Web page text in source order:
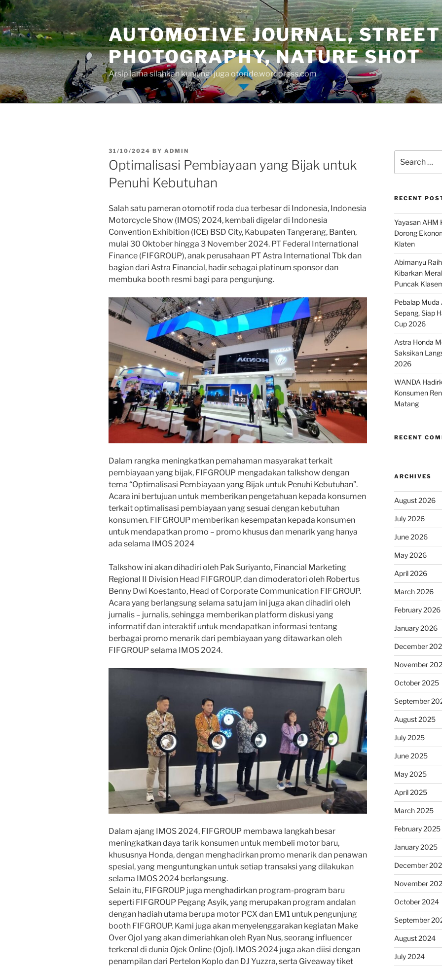
Skip
to
content
AUTOMOTIVE JOURNAL, STREET
PHOTOGRAPHY, NATURE SHOT
Arsip lama silahkan kunjungi juga otoride.wordpress.com
POSTED
ON
31/10/2024 BY ADMIN
Optimalisasi Pembiayaan yang Bijak untuk
Penuhi Kebutuhan
Salah satu pameran otomotif roda dua terbesar di Indonesia, Indonesia
Motorcycle Show (IMOS) 2024, kembali digelar di Indonesia
Convention Exhibition (ICE) BSD City, Kabupaten Tangerang, Banten,
mulai 30 Oktober hingga 3 November 2024. PT Federal International
Finance (FIFGROUP), anak perusahaan PT Astra International Tbk dan
bagian dari Astra Financial, hadir sebagai platinum sponsor dan
membuka booth resmi bagi para pengunjung.
Dalam rangka meningkatkan pemahaman masyarakat terkait
pembiayaan yang bijak, FIFGROUP mengadakan talkshow dengan
tema “Optimalisasi Pembiayaan yang Bijak untuk Penuhi Kebutuhan”.
Acara ini bertujuan untuk memberikan pengetahuan kepada konsumen
terkait optimalisasi pembiayaan yang sesuai dengan kebutuhan
konsumen. FIFGROUP memberikan kesempatan kepada konsumen
untuk mendapatkan promo – promo khusus dan menarik yang hanya
ada selama IMOS 2024
Talkshow ini akan dihadiri oleh Pak Suriyanto, Financial Marketing
Regional II Division Head FIFGROUP, dan dimoderatori oleh Robertus
Benny Dwi Koestanto, Head of Corporate Communication FIFGROUP.
Acara yang berlangsung selama satu jam ini juga akan dihadiri oleh
jurnalis – jurnalis, sehingga memberikan platform diskusi yang
informatif dan interaktif untuk mendapatkan informasi tentang
berbagai promo menarik dari pembiayaan yang ditawarkan oleh
FIFGROUP selama IMOS 2024.
Dalam ajang IMOS 2024, FIFGROUP membawa langkah besar
meningkatkan daya tarik konsumen untuk membeli motor baru,
khususnya Honda, dengan menghadirkan promo menarik dan penawan
spesial, yang menguntungkan untuk setiap transaksi yang dilakukan
selama IMOS 2024 berlangsung.
Selain itu, FIFGROUP juga menghadirkan program-program baru
seperti FIFGROUP Pegang Asyik, yang merupakan program andalan
dengan hadiah utama berupa motor PCX dan EM1 untuk pengunjung
booth FIFGROUP. Kami juga akan menyelenggarakan kegiatan Make
Over Ojol yang akan dimeriahkan oleh Ryan Nus, seorang influencer
terkenal di dunia Ojek Online (Ojol). IMOS 2024 juga akan diisi dengan
penampilan dari Pertelon Koplo dan DJ Yuzzra, serta Giveaway tiket
for:
RECENT
Yayasan AHM
Dorong
Klaten
Abimanyu
Kibarkan
Puncak
Pebalap Muda
Sepang, Siap
Cup 2026
Astra Honda
Saksikan
2026
WANDA
Konsumen
Matang
RECENT
ARCHIVES
August 2026
July 2026
June 2026
May 2026
April 2026
March 2026
February 2026
January 2026
December
November
October 2025
September
August 2025
July 2025
June 2025
May 2025
April 2025
March 2025
February 2025
January 2025
December
November
October 2024
September
August 2024
July 2024